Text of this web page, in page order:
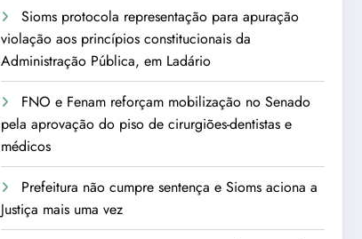
Sioms protocola representação para apuração
violação aos princípios constitucionais da
Administração Pública, em Ladário
FNO e Fenam reforçam mobilização no Senado
pela aprovação do piso de cirurgiões-dentistas e
médicos
Prefeitura não cumpre sentença e Sioms aciona a
Justiça mais uma vez